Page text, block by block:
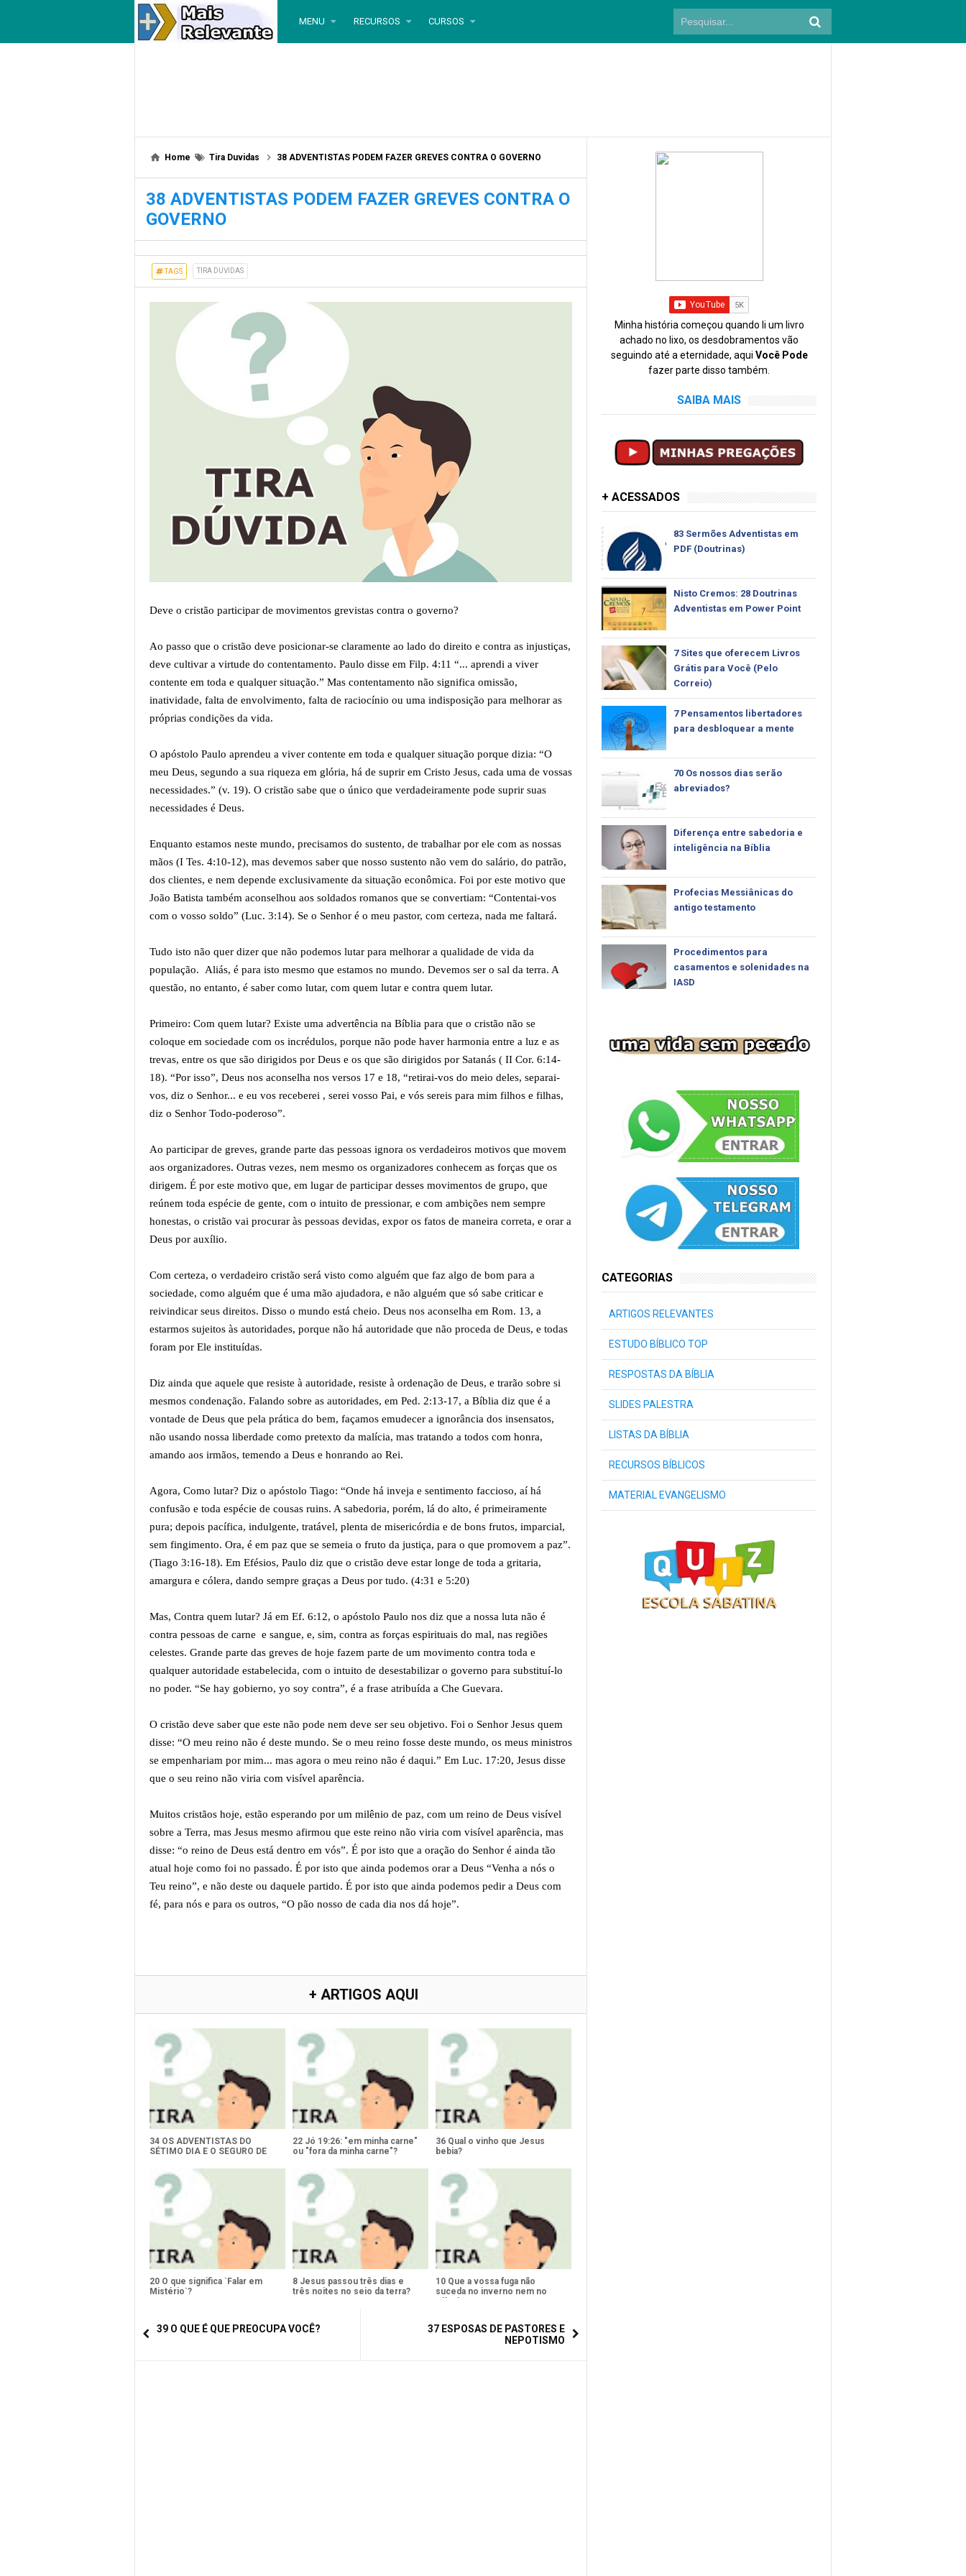
MENU RECURSOS CURSOS
Home Tira Duvidas 38 ADVENTISTAS PODEM FAZER GREVES CONTRA O GOVERNO
38 ADVENTISTAS PODEM FAZER GREVES CONTRA O
GOVERNO
TAGS TIRA DUVIDAS
Deve o cristão participar de movimentos grevistas contra o governo?
Ao passo que o cristão deve posicionar-se claramente ao lado do direito e contra as injustiças,
deve cultivar a virtude do contentamento. Paulo disse em Filp. 4:11 “... aprendi a viver
contente em toda e qualquer situação.” Mas contentamento não significa omissão,
inatividade, falta de envolvimento, falta de raciocínio ou uma indisposição para melhorar as
próprias condições da vida.
O apóstolo Paulo aprendeu a viver contente em toda e qualquer situação porque dizia: “O
meu Deus, segundo a sua riqueza em glória, há de suprir em Cristo Jesus, cada uma de vossas
necessidades.” (v. 19). O cristão sabe que o único que verdadeiramente pode suprir suas
necessidades é Deus.
Enquanto estamos neste mundo, precisamos do sustento, de trabalhar por ele com as nossas
mãos (I Tes. 4:10-12), mas devemos saber que nosso sustento não vem do salário, do patrão,
dos clientes, e nem depende exclusivamente da situação econômica. Foi por este motivo que
João Batista também aconselhou aos soldados romanos que se convertiam: “Contentai-vos
com o vosso soldo” (Luc. 3:14). Se o Senhor é o meu pastor, com certeza, nada me faltará.
Tudo isto não quer dizer que não podemos lutar para melhorar a qualidade de vida da
população. Aliás, é para isto mesmo que estamos no mundo. Devemos ser o sal da terra. A
questão, no entanto, é saber como lutar, com quem lutar e contra quem lutar.
Primeiro: Com quem lutar? Existe uma advertência na Bíblia para que o cristão não se
coloque em sociedade com os incrédulos, porque não pode haver harmonia entre a luz e as
trevas, entre os que são dirigidos por Deus e os que são dirigidos por Satanás ( II Cor. 6:14-
18). “Por isso”, Deus nos aconselha nos versos 17 e 18, “retirai-vos do meio deles, separai-
vos, diz o Senhor... e eu vos receberei , serei vosso Pai, e vós sereis para mim filhos e filhas,
diz o Senhor Todo-poderoso”.
Ao participar de greves, grande parte das pessoas ignora os verdadeiros motivos que movem
aos organizadores. Outras vezes, nem mesmo os organizadores conhecem as forças que os
dirigem. É por este motivo que, em lugar de participar desses movimentos de grupo, que
reúnem toda espécie de gente, com o intuito de pressionar, e com ambições nem sempre
honestas, o cristão vai procurar às pessoas devidas, expor os fatos de maneira correta, e orar a
Deus por auxílio.
Com certeza, o verdadeiro cristão será visto como alguém que faz algo de bom para a
sociedade, como alguém que é uma mão ajudadora, e não alguém que só sabe criticar e
reivindicar seus direitos. Disso o mundo está cheio. Deus nos aconselha em Rom. 13, a
estarmos sujeitos às autoridades, porque não há autoridade que não proceda de Deus, e todas
foram por Ele instituídas.
Diz ainda que aquele que resiste à autoridade, resiste à ordenação de Deus, e trarão sobre si
mesmos condenação. Falando sobre as autoridades, em Ped. 2:13-17, a Bíblia diz que é a
vontade de Deus que pela prática do bem, façamos emudecer a ignorância dos insensatos,
não usando nossa liberdade como pretexto da malícia, mas tratando a todos com honra,
amando aos irmãos, temendo a Deus e honrando ao Rei.
Agora, Como lutar? Diz o apóstolo Tiago: “Onde há inveja e sentimento faccioso, aí há
confusão e toda espécie de cousas ruins. A sabedoria, porém, lá do alto, é primeiramente
pura; depois pacífica, indulgente, tratável, plenta de misericórdia e de bons frutos, imparcial,
sem fingimento. Ora, é em paz que se semeia o fruto da justiça, para o que promovem a paz”.
(Tiago 3:16-18). Em Efésios, Paulo diz que o cristão deve estar longe de toda a gritaria,
amargura e cólera, dando sempre graças a Deus por tudo. (4:31 e 5:20)
Mas, Contra quem lutar? Já em Ef. 6:12, o apóstolo Paulo nos diz que a nossa luta não é
contra pessoas de carne e sangue, e, sim, contra as forças espirituais do mal, nas regiões
celestes. Grande parte das greves de hoje fazem parte de um movimento contra toda e
qualquer autoridade estabelecida, com o intuito de desestabilizar o governo para substituí-lo
no poder. “Se hay gobierno, yo soy contra”, é a frase atribuída a Che Guevara.
O cristão deve saber que este não pode nem deve ser seu objetivo. Foi o Senhor Jesus quem
disse: “O meu reino não é deste mundo. Se o meu reino fosse deste mundo, os meus ministros
se empenhariam por mim... mas agora o meu reino não é daqui.” Em Luc. 17:20, Jesus disse
que o seu reino não viria com visível aparência.
Muitos cristãos hoje, estão esperando por um milênio de paz, com um reino de Deus visível
sobre a Terra, mas Jesus mesmo afirmou que este reino não viria com visível aparência, mas
disse: “o reino de Deus está dentro em vós”. É por isto que a oração do Senhor é ainda tão
atual hoje como foi no passado. É por isto que ainda podemos orar a Deus “Venha a nós o
Teu reino”, e não deste ou daquele partido. É por isto que ainda podemos pedir a Deus com
fé, para nós e para os outros, “O pão nosso de cada dia nos dá hoje”.
+ ARTIGOS AQUI
34 OS ADVENTISTAS DO
SÉTIMO DIA E O SEGURO DE
22 Jó 19:26: "em minha carne"
ou "fora da minha carne"?
36 Qual o vinho que Jesus
bebia?
20 O que significa `Falar em
Mistério`?
8 Jesus passou três dias e
três noites no seio da terra?
10 Que a vossa fuga não
suceda no inverno nem no
39 O QUE É QUE PREOCUPA VOCÊ?
37 ESPOSAS DE PASTORES E
NEPOTISMO
Minha história começou quando li um livro
achado no lixo, os desdobramentos vão
seguindo até a eternidade, aqui Você Pode
fazer parte disso também.
SAIBA MAIS
+ ACESSADOS
83 Sermões Adventistas em
PDF (Doutrinas)
Nisto Cremos: 28 Doutrinas
Adventistas em Power Point
7 Sites que oferecem Livros
Grátis para Você (Pelo
Correio)
7 Pensamentos libertadores
para desbloquear a mente
70 Os nossos dias serão
abreviados?
Diferença entre sabedoria e
inteligência na Bíblia
Profecias Messiânicas do
antigo testamento
Procedimentos para
casamentos e solenidades na
IASD
CATEGORIAS
ARTIGOS RELEVANTES
ESTUDO BÍBLICO TOP
RESPOSTAS DA BÍBLIA
SLIDES PALESTRA
LISTAS DA BÍBLIA
RECURSOS BÍBLICOS
MATERIAL EVANGELISMO